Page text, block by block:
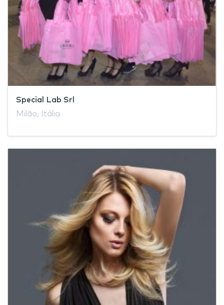
Special Lab Srl
Milão, Itália